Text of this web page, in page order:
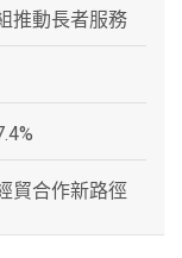
推動長者服務
貿合作新路徑